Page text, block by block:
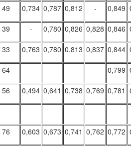
49 0,734 0,787 0,812 - 0,849
39 - 0,780 0,826 0,828 0,846
33 0,763 0,780 0,813 0,837 0,844
64 - - - - 0,799
56 0,494 0,641 0,738 0,769 0,781
76 0,603 0,673 0,741 0,762 0,772